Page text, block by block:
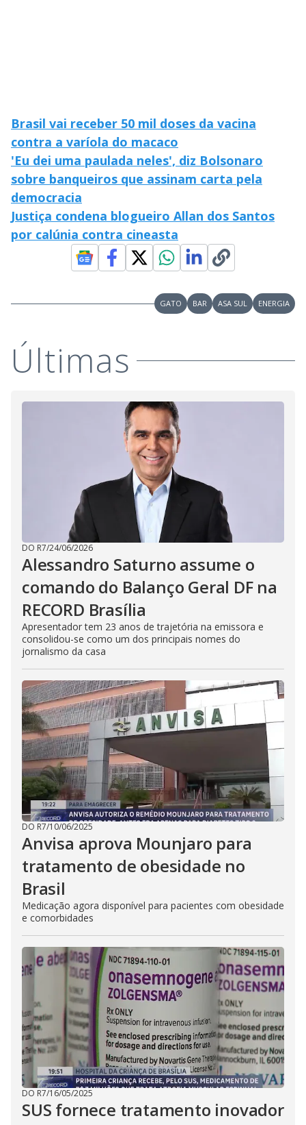
Brasil vai receber 50 mil doses da vacina
contra a varíola do macaco
'Eu dei uma paulada neles', diz Bolsonaro
sobre banqueiros que assinam carta pela
democracia
Justiça condena blogueiro Allan dos Santos
por calúnia contra cineasta
GATO BAR ASA SUL ENERGIA
Últimas
DO R7/24/06/2026
Alessandro Saturno assume o
comando do Balanço Geral DF na
RECORD Brasília
Apresentador tem 23 anos de trajetória na emissora e
consolidou-se como um dos principais nomes do
jornalismo da casa
DO R7/10/06/2025
Anvisa aprova Mounjaro para
tratamento de obesidade no
Brasil
Medicação agora disponível para pacientes com obesidade
e comorbidades
DO R7/16/05/2025
SUS fornece tratamento inovador